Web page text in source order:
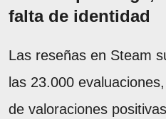
falta de identidad
Las reseñas en Steam
las 23.000
de valoraciones